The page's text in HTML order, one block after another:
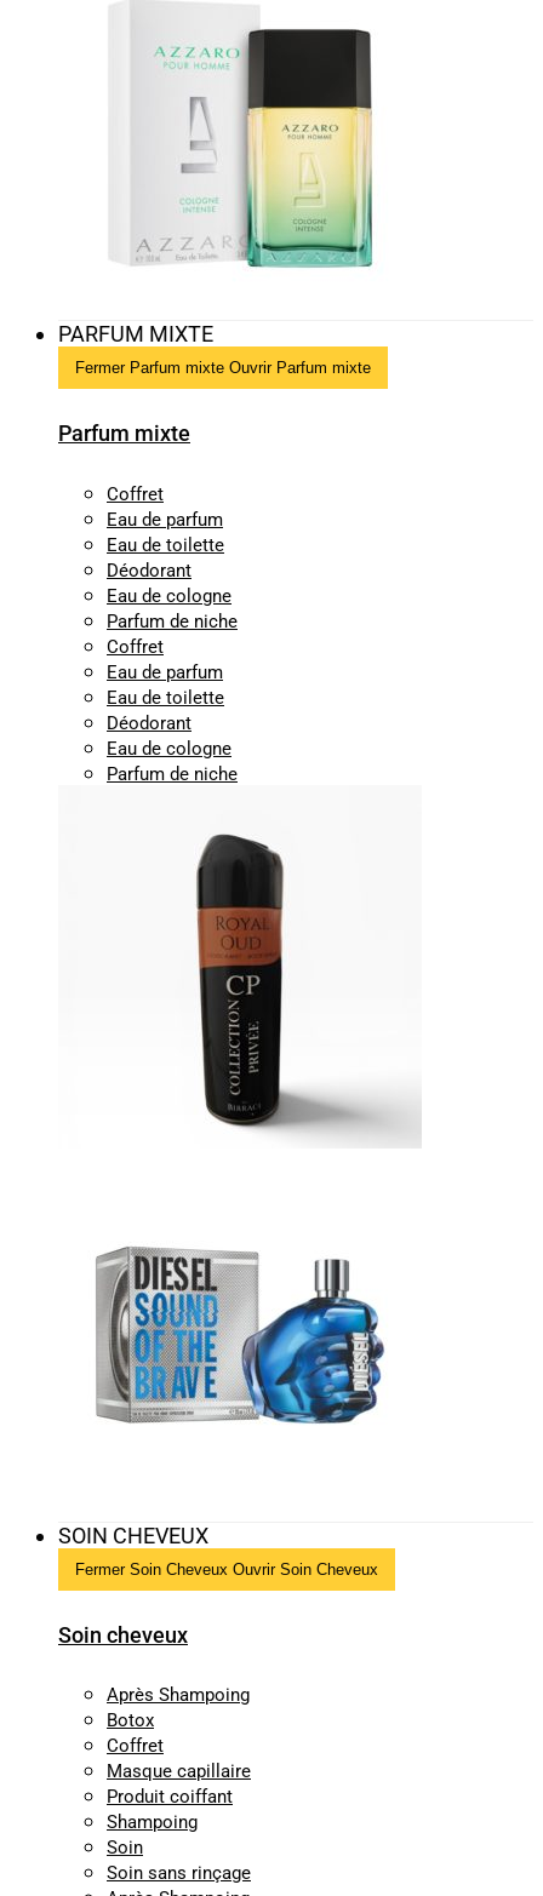
PARFUM MIXTE
Fermer Parfum mixte Ouvrir Parfum mixte
Parfum mixte
Coffret
Eau de parfum
Eau de toilette
Déodorant
Eau de cologne
Parfum de niche
Coffret
Eau de parfum
Eau de toilette
Déodorant
Eau de cologne
Parfum de niche
SOIN CHEVEUX
Fermer Soin Cheveux Ouvrir Soin Cheveux
Soin cheveux
Après Shampoing
Botox
Coffret
Masque capillaire
Produit coiffant
Shampoing
Soin
Soin sans rinçage